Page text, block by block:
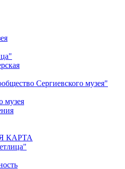
Сергиевского музея"
музея
КАРТА